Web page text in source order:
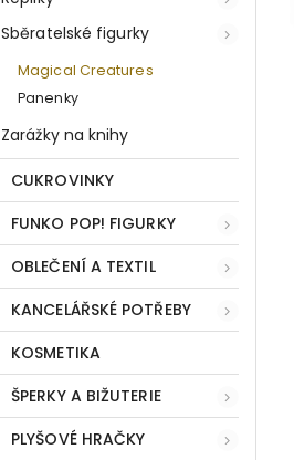
Sběratelské figurky
Magical Creatures
Panenky
Zarážky na knihy
CUKROVINKY
FUNKO POP! FIGURKY
OBLEČENÍ A TEXTIL
KANCELÁŘSKÉ POTŘEBY
KOSMETIKA
ŠPERKY A BIŽUTERIE
PLYŠOVÉ HRAČKY